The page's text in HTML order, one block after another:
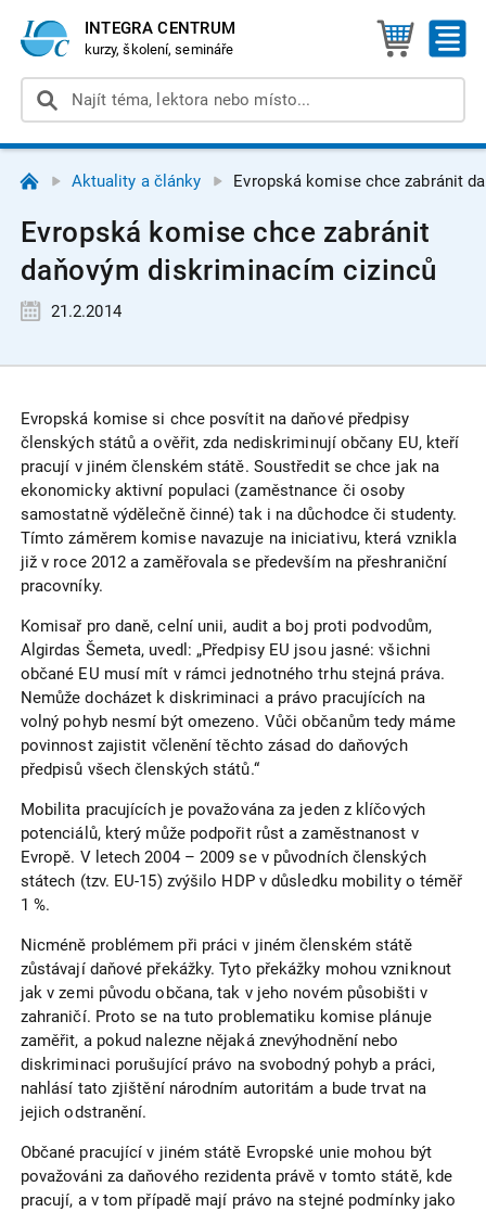
INTEGRA CENTRUM
kurzy, školení, semináře
Aktuality a články Evropská komise chce zabránit
Evropská komise chce zabránit
daňovým diskriminacím cizinců
21.2.2014
Evropská komise si chce posvítit na daňové předpisy
členských států a ověřit, zda nediskriminují občany EU, kteří
pracují v jiném členském státě. Soustředit se chce jak na
ekonomicky aktivní populaci (zaměstnance či osoby
samostatně výdělečně činné) tak i na důchodce či studenty.
Tímto záměrem komise navazuje na iniciativu, která vznikla
již v roce 2012 a zaměřovala se především na přeshraniční
pracovníky.
Komisař pro daně, celní unii, audit a boj proti podvodům,
Algirdas Šemeta, uvedl: „Předpisy EU jsou jasné: všichni
občané EU musí mít v rámci jednotného trhu stejná práva.
Nemůže docházet k diskriminaci a právo pracujících na
volný pohyb nesmí být omezeno. Vůči občanům tedy máme
povinnost zajistit včlenění těchto zásad do daňových
předpisů všech členských států.“
Mobilita pracujících je považována za jeden z klíčových
potenciálů, který může podpořit růst a zaměstnanost v
Evropě. V letech 2004 – 2009 se v původních členských
státech (tzv. EU-15) zvýšilo HDP v důsledku mobility o téměř
1 %.
Nicméně problémem při práci v jiném členském státě
zůstávají daňové překážky. Tyto překážky mohou vzniknout
jak v zemi původu občana, tak v jeho novém působišti v
zahraničí. Proto se na tuto problematiku komise plánuje
zaměřit, a pokud nalezne nějaká znevýhodnění nebo
diskriminaci porušující právo na svobodný pohyb a práci,
nahlásí tato zjištění národním autoritám a bude trvat na
jejich odstranění.
Občané pracující v jiném státě Evropské unie mohou být
považováni za daňového rezidenta právě v tomto státě, kde
pracují, a v tom případě mají právo na stejné podmínky jako